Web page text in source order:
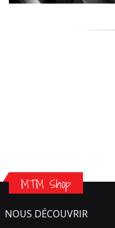
MTM Shop
NOUS DÉCOUVRIR